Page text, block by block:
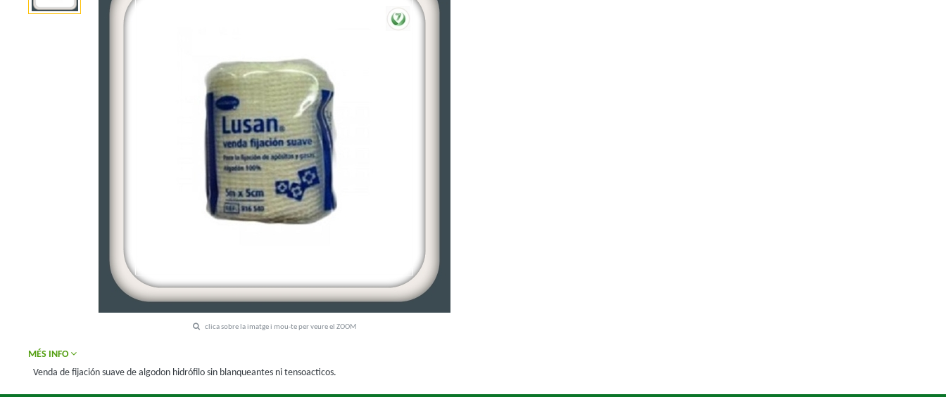
clica sobre la imatge i mou-te per veure el ZOOM
MÉS INFO
Venda de fijación suave de algodon hidrófilo sin blanqueantes ni tensoacticos.